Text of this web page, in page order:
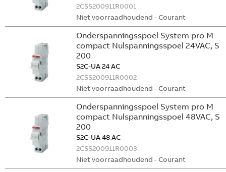
2CSS200911R0001
Niet voorraadhoudend - Courant
Onderspanningsspoel System pro M
compact Nulspanningsspoel 24VAC, S
200
S2C-UA 24 AC
2CSS200911R0002
Niet voorraadhoudend - Courant
Onderspanningsspoel System pro M
compact Nulspanningsspoel 48VAC, S
200
S2C-UA 48 AC
2CSS200911R0003
Niet voorraadhoudend - Courant